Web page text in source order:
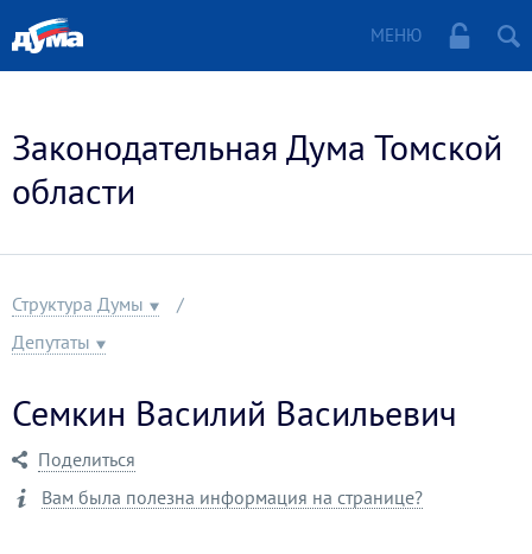
МЕНЮ
Законодательная Дума Томской
области
Структура Думы
Депутаты
Семкин Василий Васильевич
Поделиться
Вам была полезна информация на странице?